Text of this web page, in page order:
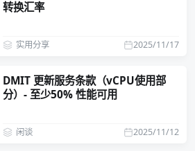
转换汇率
2025/11/17
实用分享
DMIT 更新服务条款（vCPU使用部
分）- 至少50% 性能可用
2025/11/12
闲谈